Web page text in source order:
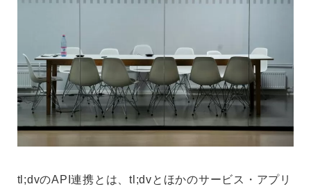
tl;dvのAPI連携とは、tl;dvとほかのサービス・アプリ